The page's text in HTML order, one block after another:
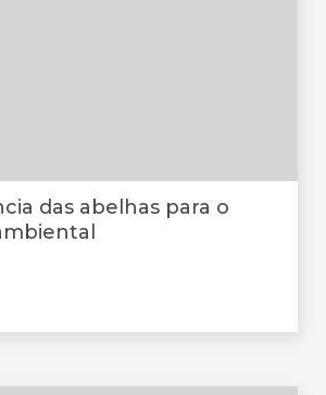
das abelhas para o